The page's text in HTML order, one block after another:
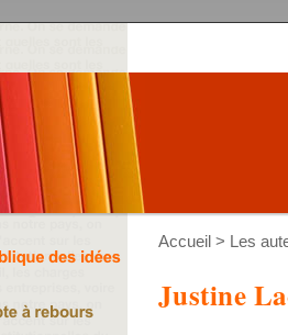
Accueil > Les
Justine